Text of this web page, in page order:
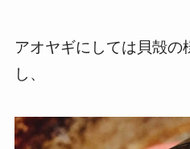
アオヤギにしては貝殻の
し、